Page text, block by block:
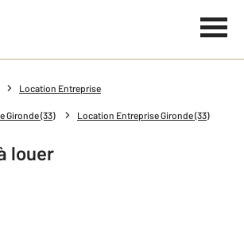
Location Entreprise
Gironde (33) Location Entreprise Gironde (33)
louer